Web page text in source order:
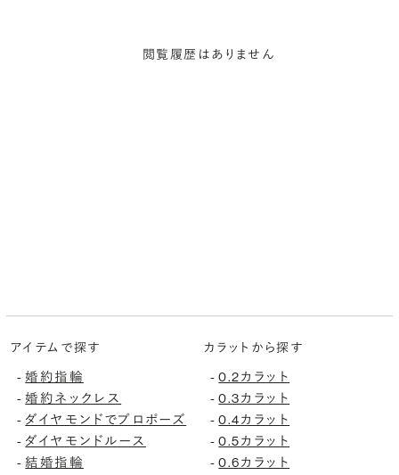
閲覧履歴はありません
アイテムで探す
-婚約指輪
-婚約ネックレス
-ダイヤモンドでプロポーズ
-ダイヤモンドルース
-結婚指輪
カラットから探す
-0.2カラット
-0.3カラット
-0.4カラット
-0.5カラット
-0.6カラット